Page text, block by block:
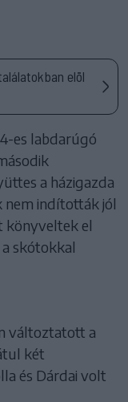
elöl
es labdarúgó
a házigazda
nem indították jól
könyveltek el
skótokkal
változtatott a
két
és Dárdai volt